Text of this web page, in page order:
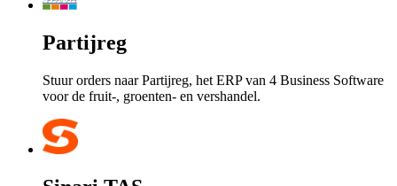
Partijreg
Stuur orders naar Partijreg, het ERP van 4 Business Software
voor de fruit-, groenten- en vershandel.